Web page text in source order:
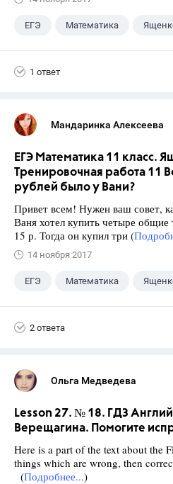
ЕГЭ Математика
1 ответ
Мандаринка Алексеева
ЕГЭ Математика 11 класс.
Тренировочная работа 11
рублей было у Вани?
Привет всем! Нужен ваш совет,
Ваня хотел купить четыре общие
15 р. Тогда он купил три (
14 ноября 2017
ЕГЭ Математика
2 ответа
Ольга Медведева
Lesson 27. № 18. ГДЗ
Верещагина. Помогите
Here is a part of the text about the
things which are wrong, then
(Подробнее...)